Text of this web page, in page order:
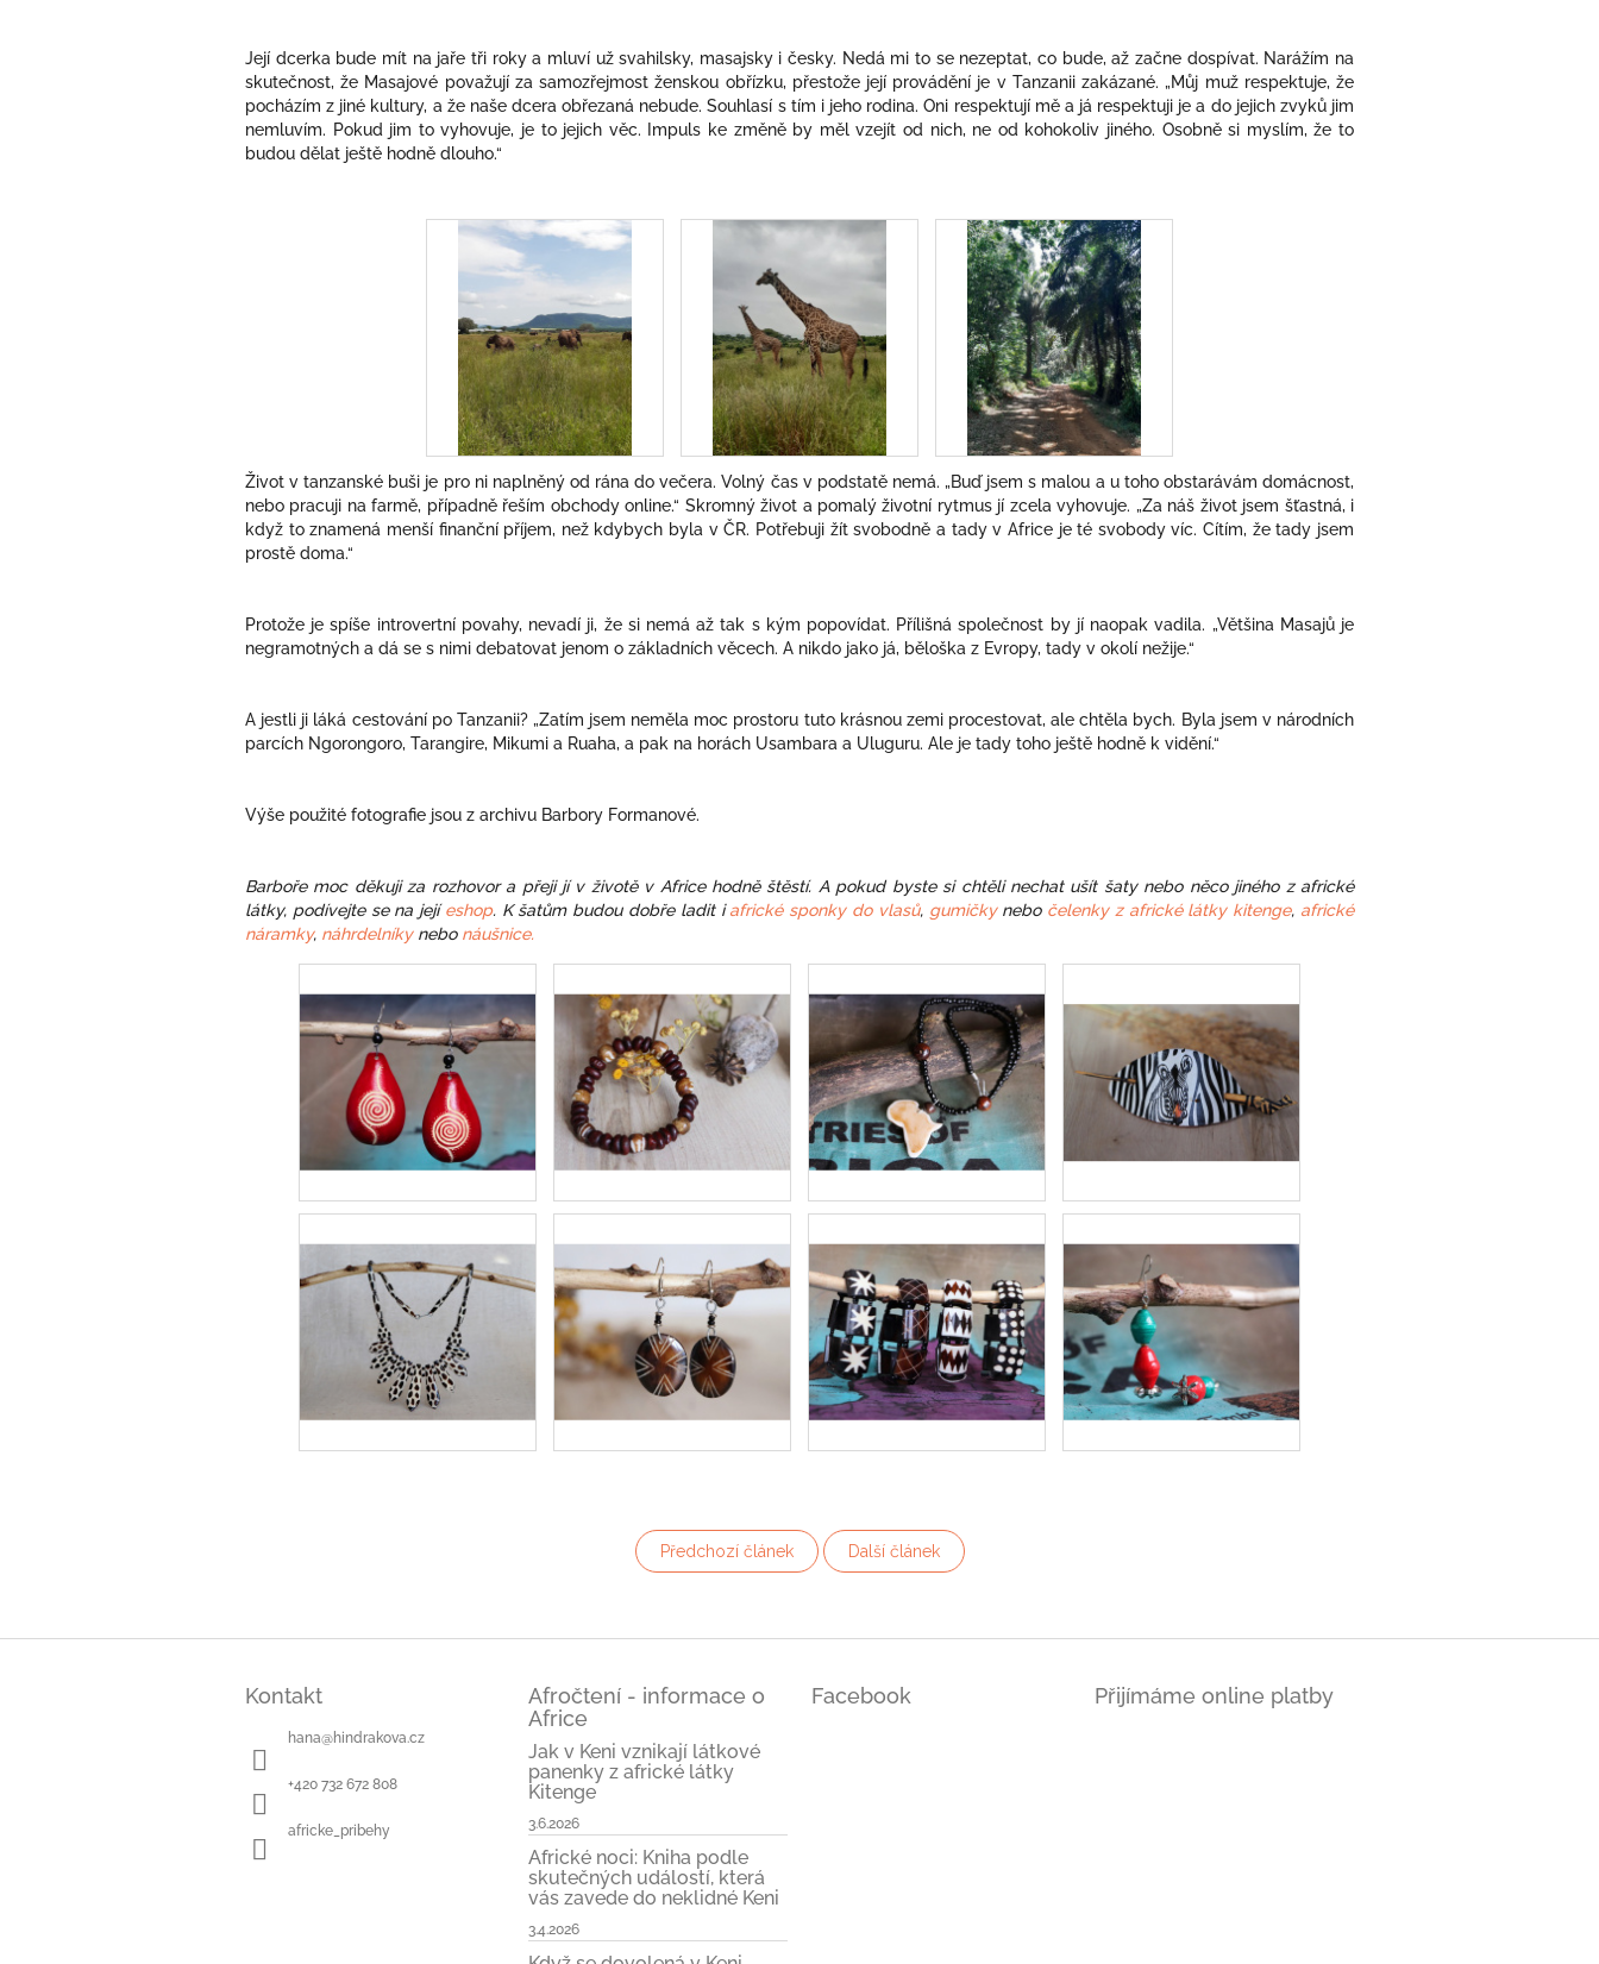
Její dcerka bude mít na jaře tři roky a mluví už svahilsky, masajsky i česky. Nedá mi to se nezeptat, co bude, až začne dospívat. Narážím na
skutečnost, že Masajové považují za samozřejmost ženskou obřízku, přestože její provádění je v Tanzanii zakázané. „Můj muž respektuje, že
pocházím z jiné kultury, a že naše dcera obřezaná nebude. Souhlasí s tím i jeho rodina. Oni respektují mě a já respektuji je a do jejich zvyků jim
nemluvím. Pokud jim to vyhovuje, je to jejich věc. Impuls ke změně by měl vzejít od nich, ne od kohokoliv jiného. Osobně si myslím, že to
budou dělat ještě hodně dlouho.“
Život v tanzanské buši je pro ni naplněný od rána do večera. Volný čas v podstatě nemá. „Buď jsem s malou a u toho obstarávám domácnost,
nebo pracuji na farmě, případně řeším obchody online.“ Skromný život a pomalý životní rytmus jí zcela vyhovuje. „Za náš život jsem šťastná, i
když to znamená menší finanční příjem, než kdybych byla v ČR. Potřebuji žít svobodně a tady v Africe je té svobody víc. Cítím, že tady jsem
prostě doma.“
Protože je spíše introvertní povahy, nevadí ji, že si nemá až tak s kým popovídat. Přílišná společnost by jí naopak vadila. „Většina Masajů je
negramotných a dá se s nimi debatovat jenom o základních věcech. A nikdo jako já, běloška z Evropy, tady v okolí nežije.“
A jestli ji láká cestování po Tanzanii? „Zatím jsem neměla moc prostoru tuto krásnou zemi procestovat, ale chtěla bych. Byla jsem v národních
parcích Ngorongoro, Tarangire, Mikumi a Ruaha, a pak na horách Usambara a Uluguru. Ale je tady toho ještě hodně k vidění.“
Výše použité fotografie jsou z archivu Barbory Formanové.
Barboře moc děkuji za rozhovor a přeji jí v životě v Africe hodně štěstí. A pokud byste si chtěli nechat ušít šaty nebo něco jiného z africké
látky, podívejte se na jejíeshop. K šatům budou dobře ladit iafrické sponky do vlasů, gumičkynebo čelenky z africké látky kitenge, africké
náramky, náhrdelníkynebo náušnice.
Předchozí článek Další článek
Kontakt
hana@hindrakova.cz
+420 732 672 808
africke_pribehy
Afročtení - informace o
Africe
Jak v Keni vznikají látkové
panenky z africké látky
Kitenge
3.6.2026
Africké noci: Kniha podle
skutečných událostí, která
vás zavede do neklidné Keni
3.4.2026
Facebook Přijímáme online platby